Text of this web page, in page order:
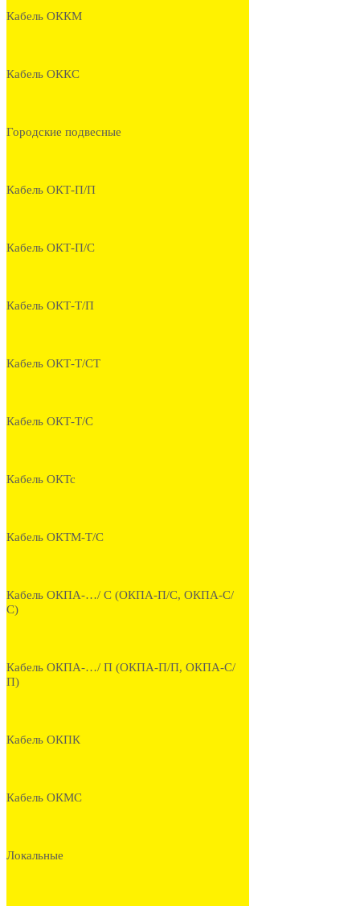
Кабель ОККМ
Кабель ОККС
Городские подвесные
Кабель ОКТ-П/П
Кабель ОКТ-П/С
Кабель ОКТ-Т/П
Кабель ОКТ-Т/СТ
Кабель ОКТ-Т/С
Кабель ОКТс
Кабель ОКТМ-Т/С
Кабель ОКПА-…/ С (ОКПА-П/С, ОКПА-С/
С)
Кабель ОКПА-…/ П (ОКПА-П/П, ОКПА-С/
П)
Кабель ОКПК
Кабель ОКМС
Локальные